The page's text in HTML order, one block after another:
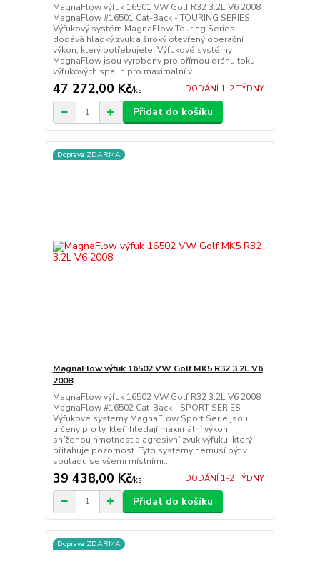
MagnaFlow výfuk 16501 VW Golf R32 3.2L V6 2008
MagnaFlow #16501 Cat-Back - TOURING SERIES
Výfukový systém MagnaFlow Touring Series
dodává hladký zvuk a široký otevřený operační
výkon, který potřebujete. Výfukové systémy
MagnaFlow jsou vyrobeny pro přímou dráhu toku
výfukových spalin pro maximální v...
47 272,00 Kč/ks DODÁNÍ 1-2 TÝDNY
Přidat do košíku
Doprava ZDARMA
MagnaFlow výfuk 16502 VW Golf MK5 R32 3.2L V6
2008
MagnaFlow výfuk 16502 VW Golf R32 3.2L V6 2008
MagnaFlow #16502 Cat-Back - SPORT SERIES
Výfukové systémy MagnaFlow Sport Serie jsou
určeny pro ty, kteří hledají maximální výkon,
sníženou hmotnost a agresivní zvuk výfuku, který
přitahuje pozornost. Tyto systémy nemusí být v
souladu se všemi místními...
39 438,00 Kč/ks DODÁNÍ 1-2 TÝDNY
Přidat do košíku
Doprava ZDARMA